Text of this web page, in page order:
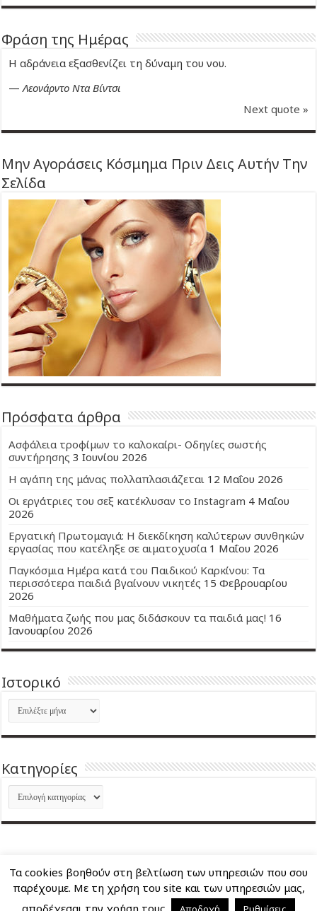
Φράση της Ημέρας
Η αδράνεια εξασθενίζει τη δύναμη του νου.
—Λεονάρντο Ντα Βίντσι
Next quote »
Μην Αγοράσεις Κόσμημα Πριν Δεις Αυτήν Την
Σελίδα
Πρόσφατα άρθρα
Ασφάλεια τροφίμων το καλοκαίρι- Οδηγίες σωστής
συντήρησης 3 Ιουνίου 2026
Η αγάπη της μάνας πολλαπλασιάζεται 12 Μαΐου 2026
Οι εργάτριες του σεξ κατέκλυσαν το Instagram 4 Μαΐου
2026
Εργατική Πρωτομαγιά: Η διεκδίκηση καλύτερων συνθηκών
εργασίας που κατέληξε σε αιματοχυσία 1 Μαΐου 2026
Παγκόσμια Ημέρα κατά του Παιδικού Καρκίνου: Τα
περισσότερα παιδιά βγαίνουν νικητές 15 Φεβρουαρίου
2026
Μαθήματα ζωής που μας διδάσκουν τα παιδιά μας! 16
Ιανουαρίου 2026
Ιστορικό
Ιστορικό
Kατηγορίες
Kατηγορίες
About Me Επικοινωνία
Τα cookies βοηθούν στη βελτίωση των υπηρεσιών που σου
παρέχουμε. Με τη χρήση του site και των υπηρεσιών μας,